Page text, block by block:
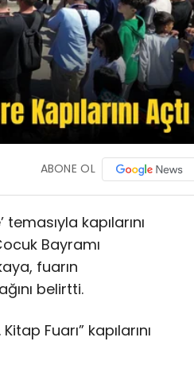
ABONE OL
kapılarını
Bayramı
fuarın
belirtti.
Fuarı” kapılarını